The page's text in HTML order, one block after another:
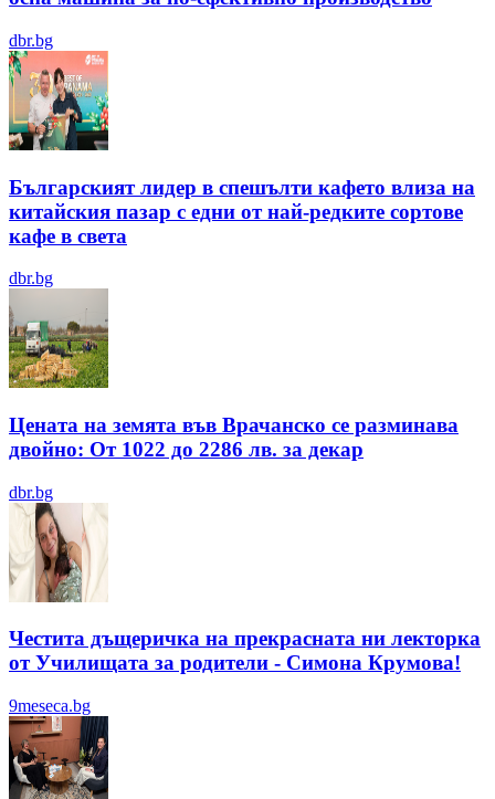
dbr.bg
Българският лидер в спешълти кафето влиза на
китайския пазар с едни от най-редките сортове
кафе в света
dbr.bg
Цената на земята във Врачанско се разминава
двойно: От 1022 до 2286 лв. за декар
dbr.bg
Честита дъщеричка на прекрасната ни лекторка
от Училищата за родители - Симона Крумова!
9meseca.bg